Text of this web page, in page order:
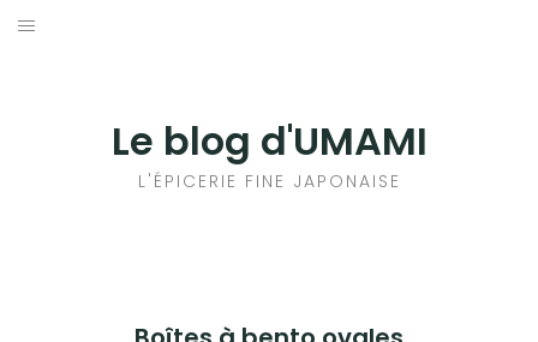
Aller
Le blog d'UMAMI
L'ÉPICERIE FINE JAPONAISE